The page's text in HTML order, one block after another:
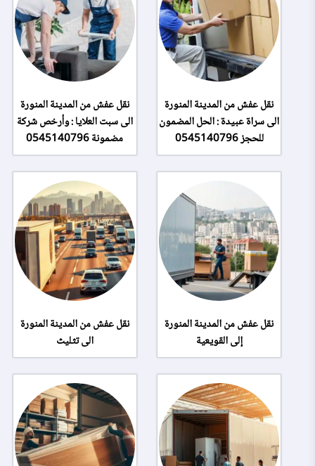
نقل عفش من المدينة المنورة
الى سراة عبيدة : الحل المضمون
للحجز 0545140796
نقل عفش من المدينة المنورة
الى سبت العلايا : وأرخص شركة
مضمونة 0545140796
نقل عفش من المدينة المنورة
إلى القويعية
نقل عفش من المدينة المنورة
الى تثليث